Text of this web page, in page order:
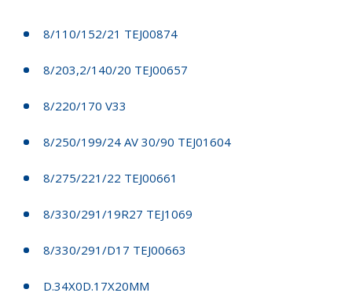
8/110/152/21 TEJ00874
8/203,2/140/20 TEJ00657
8/220/170 V33
8/250/199/24 AV 30/90 TEJ01604
8/275/221/22 TEJ00661
8/330/291/19R27 TEJ1069
8/330/291/D17 TEJ00663
D.34X0D.17X20MM